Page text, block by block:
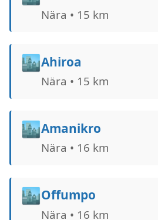
Nära • 15 km
🏙️Ahiroa
Nära • 15 km
🏙️Amanikro
Nära • 16 km
🏙️Offumpo
Nära • 16 km